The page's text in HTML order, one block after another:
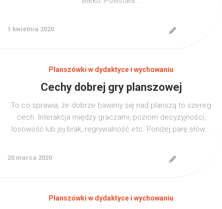
1 kwietnia 2020
Planszówki w dydaktyce i wychowaniu
Cechy dobrej gry planszowej
To co sprawia, że dobrze bawimy się nad planszą to szereg
cech. Interakcja między graczami, poziom decyzyjności,
losowość lub jej brak, regrywalność etc. Poniżej parę słów...
20 marca 2020
Planszówki w dydaktyce i wychowaniu